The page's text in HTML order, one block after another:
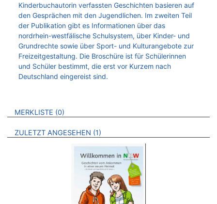
Kinderbuchautorin verfassten Geschichten basieren auf
den Gesprächen mit den Jugendlichen. Im zweiten Teil
der Publikation gibt es Informationen über das
nordrhein-westfälische Schulsystem, über Kinder- und
Grundrechte sowie über Sport- und Kulturangebote zur
Freizeitgestaltung. Die Broschüre ist für Schülerinnen
und Schüler bestimmt, die erst vor Kurzem nach
Deutschland eingereist sind.
VERWEISE AUF VERMERKTE- ODER ZULETZT ANGESEHENE
MERKLISTE 0 BROSCHÜREN
ZULETZT ANGESEHEN 1 BROSCHÜREN